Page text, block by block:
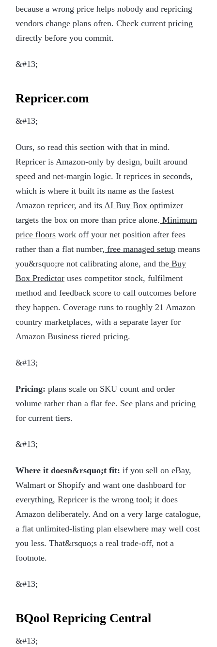
because a wrong price helps nobody and repricing
vendors change plans often. Check current pricing
directly before you commit.
&#13;
Repricer.com
&#13;
Ours, so read this section with that in mind.
Repricer is Amazon-only by design, built around
speed and net-margin logic. It reprices in seconds,
which is where it built its name as the fastest
Amazon repricer, and its AI Buy Box optimizer
targets the box on more than price alone. Minimum
price floors work off your net position after fees
rather than a flat number, free managed setup means
you&rsquo;re not calibrating alone, and the Buy
Box Predictor uses competitor stock, fulfilment
method and feedback score to call outcomes before
they happen. Coverage runs to roughly 21 Amazon
country marketplaces, with a separate layer for
Amazon Business tiered pricing.
&#13;
Pricing: plans scale on SKU count and order
volume rather than a flat fee. See plans and pricing
for current tiers.
&#13;
Where it doesn&rsquo;t fit: if you sell on eBay,
Walmart or Shopify and want one dashboard for
everything, Repricer is the wrong tool; it does
Amazon deliberately. And on a very large catalogue,
a flat unlimited-listing plan elsewhere may well cost
you less. That&rsquo;s a real trade-off, not a
footnote.
&#13;
BQool Repricing Central
&#13;